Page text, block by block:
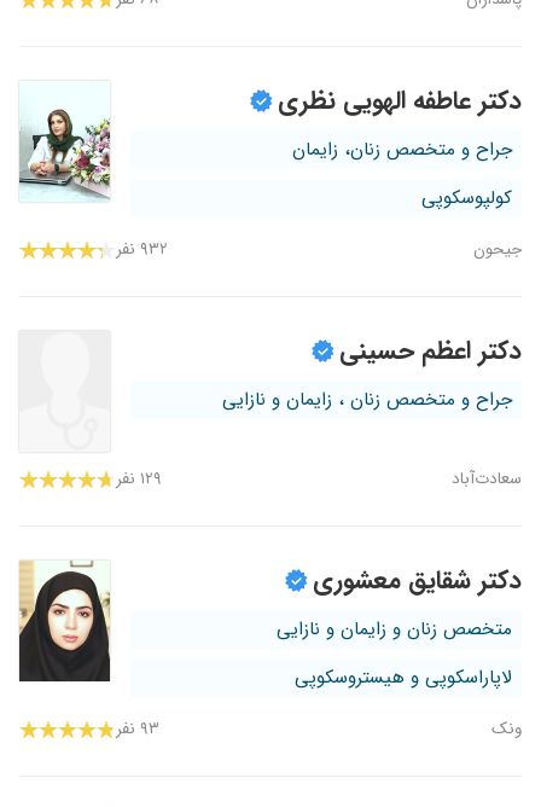
دکتر عاطفه الهویی نظری
جراح و متخصص زنان، زایمان
کولپوسکوپی
جیحون ۹۳۲ نفر
دکتر اعظم حسینی
جراح و متخصص زنان ، زایمان و نازایی
سعادت‌آباد ۱۲۹ نفر
دکتر شقایق معشوری
متخصص زنان و زایمان و نازایی
لاپاراسکوپی و هیستروسکوپی
ونک ۹۳ نفر